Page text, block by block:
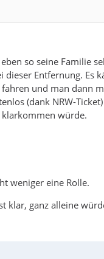
so seine Familie
Entfernung. Es
und man dann
(dank NRW-
würde.
weniger eine Rolle.
klar, ganz alleine